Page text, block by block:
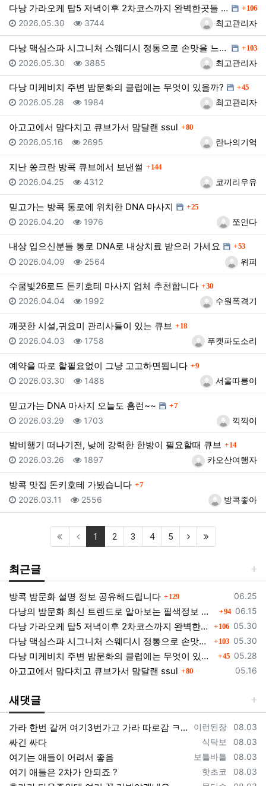
다낭 가라오케 탑5 저녁이후 2차코스까지 완벽한곳들 소… 댓글
106
등록자최고관리자
등록일
2026.05.30 조회
3744
다낭 맥심스파 시그니처 스웨디시 정통으로 손맛을 느껴보… 댓글
103
등록자최고관리자
등록일
2026.05.30 조회
3885
다낭 미케비치 주변 밤문화의 클럽에는 무엇이 있을까? 댓글
45
등록자최고관리자
등록일
2026.05.28 조회
1984
아고고에서 맘다치고 큐브가서 맘달랜 ssul 댓글
80
등록자란나의기억
등록일
2026.05.16 조회
2695
지난 쏭크란 방콕 큐브에서 보낸썰 댓글
144
등록자코끼리우유
등록일
2026.04.25 조회
4312
믿고가는 방콕 통로에 위치한 DNA 마사지 댓글
25
등록자쪼인다
등록일
2026.04.20 조회
1976
내상 입으신분들 통로 DNA로 내상치료 받으러 가세요 댓글
53
등록자위피
등록일
2026.04.09 조회
2564
수쿰빛26로드 돈키호테 마사지 업체 추천합니다 댓글
30
등록자수원폭격기
등록일
2026.04.04 조회
1992
깨끗한 시설,귀요미 관리사들이 있는 큐브 댓글
18
등록자푸켓파도소리
등록일
2026.04.03 조회
1758
예약을 따로 할필요없이 그냥 고고하면됩니다 댓글
9
등록자서울따릉이
등록일
2026.03.30 조회
1488
믿고가는 DNA 마사지 오늘도 홈런~~ 댓글
7
등록자끽끽이
등록일
2026.03.29 조회
1703
밤비행기 떠나기전, 낮에 강력한 한방이 필요할때 큐브 댓글
14
등록자카오산여행자
등록일
2026.03.26 조회
1897
방콕 맛집 돈키호테 가봤습니다 댓글
7
등록자방콕좋아
등록일
2026.03.11 조회
2556
1 (current)
2 3 4 5 (next)
최근글
등록일
06.25
방콕 밤문화 설명 정보 공유해드립니다 129
등록일
06.15
다낭의 밤문화 최신 트렌드로 알아보는 필색정보 모음 댓글
94
등록일
05.30
다낭 가라오케 탑5 저녁이후 2차코스까지 완벽한곳들 소개 106
등록일
05.30
다낭 맥심스파 시그니처 스웨디시 정통으로 손맛을 느껴보세요. 103
등록일
05.28
다낭 미케비치 주변 밤문화의 클럽에는 무엇이 있을까? 댓글
45
등록일
05.16
아고고에서 맘다치고 큐브가서 맘달랜 ssul 80
새댓글
등록자
이런된장 등록일
08.03
가라 한번 갈꺼 여기3번가고 가라 따로감 ㅋㅋ
등록자
식탁보 등록일
08.03
싸긴 싸다
등록자
보틀바틀 등록일
08.03
여기는 애들이 어려서 좋음
등록자
핫초코 등록일
08.03
여기 애들은 2차가 안되죠 ?